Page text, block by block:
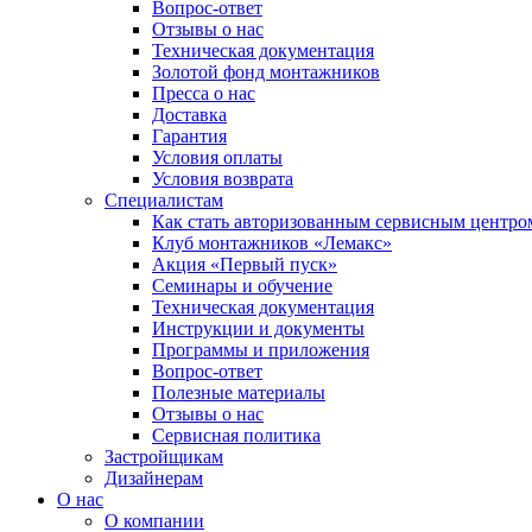
Вопрос-ответ
Отзывы о нас
Техническая документация
Золотой фонд монтажников
Пресса о нас
Доставка
Гарантия
Условия оплаты
Условия возврата
Специалистам
Как стать авторизованным сервисным
Клуб монтажников «Лемакс»
Акция «Первый пуск»
Семинары и обучение
Техническая документация
Инструкции и документы
Программы и приложения
Вопрос-ответ
Полезные материалы
Отзывы о нас
Сервисная политика
Застройщикам
Дизайнерам
О нас
О компании